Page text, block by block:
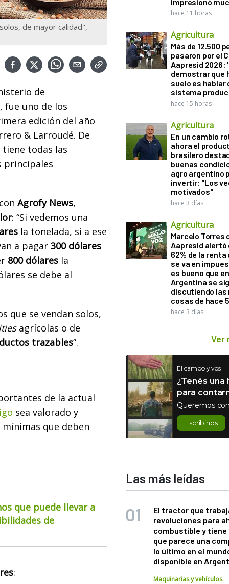
de mayor calidad",
de
, fue uno de los
edición del año
& Larroudé. De
todas las
principales
Agrofy News,
: “Si vedemos una
la tonelada, si a ese
a pagar 300 dólares
800 dólares la
se debe al
que se vendan solos,
agrícolas o de
trazables”.
de la actual
sea valorado y
que deben
que puede llevar a
de
:
hace 11 horas
Agricultura
Más de 12.500
pasaron por el
Aapresid 2026:
demostrar que
suelo es hablar
sistema
hace 15 horas
Agricultura
En un cambio
ahora el
brasilero
buenas
agro argentino
invertir: "Los
motivados"
hace 3 días
Agricultura
Marcelo Torres
Aapresid alertó
62% de la renta
se va en
es bueno que en
Argentina se
discutiendo las
cosas de hace
hace 3 días
Ver
El campo y vos
¿Tenés una
para
Queremos
Escribinos
Las más leídas
El tractor que
revoluciones para
combustible y tiene
que parece una
lo último en el
disponible en
Maquinarias y vehículos